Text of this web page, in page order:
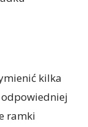
kilka
odpowiedniej
ramki